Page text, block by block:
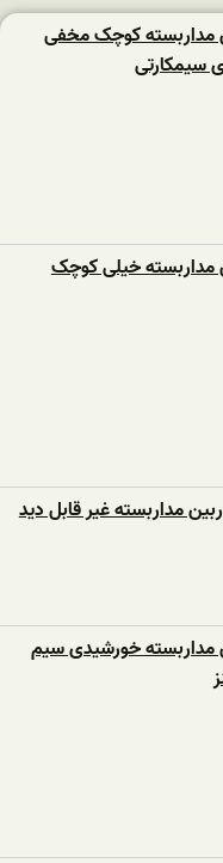
مداربسته کوچک مخفی
سیمکارتی
مداربسته خیلی کوچک
مداربسته غیر قابل دید
مداربسته خورشیدی سیم